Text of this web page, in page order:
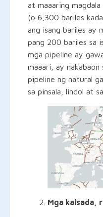
at maaaring
(o 6,300 bariles kada
ang isang bariles ay
pang 200 bariles sa
mga pipeline ay
maaari, ay nakabaon
pipeline ng natural
sa pinsala, lindol at
Mga kalsada,